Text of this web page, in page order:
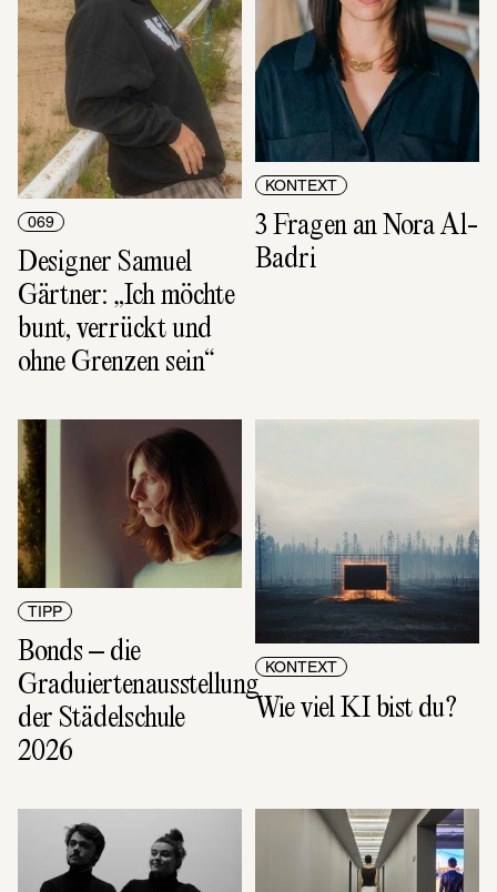
069
Designer Samuel
Gärtner: „Ich möchte
bunt, verrückt und
ohne Grenzen sein“
KONTEXT
3 Fragen an Nora Al-
Badri
TIPP
Bonds – die
Graduiertenausstellung
der Städelschule
2026
KONTEXT
Wie viel KI bist du?